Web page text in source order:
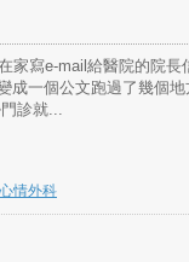
家寫e-mail給醫院的院
成一個公文跑過了幾個
診就...
心情外科